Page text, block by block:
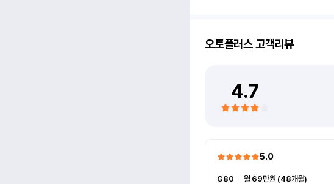
오토플러스고객리뷰
4.7
5.0
G80
월 69만원 (48개월)